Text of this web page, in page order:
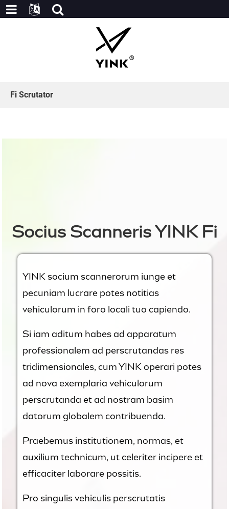
Fi Scrutator
Socius Scanneris YINK Fi
YINK socium scannerorum iunge et
pecuniam lucrare potes notitias
vehiculorum in foro locali tuo capiendo.
Si iam aditum habes ad apparatum
professionalem ad perscrutandas res
tridimensionales, cum YINK operari potes
ad nova exemplaria vehiculorum
perscrutanda et ad nostram basim
datorum globalem contribuenda.
Praebemus institutionem, normas, et
auxilium technicum, ut celeriter incipere et
efficaciter laborare possitis.
Pro singulis vehiculis perscrutatis